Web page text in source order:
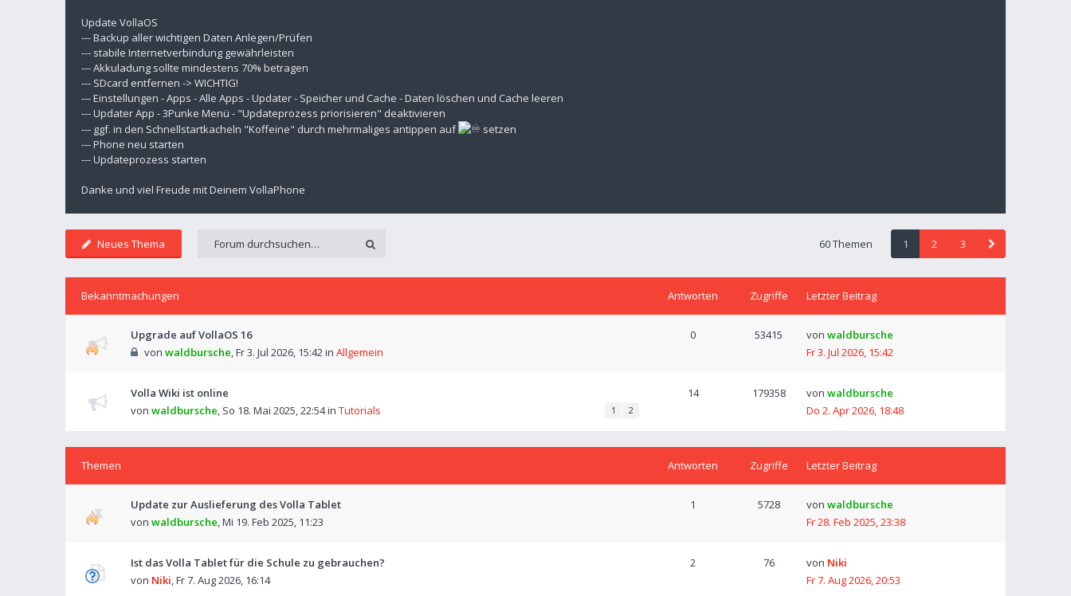
Update VollaOS
--- Backup aller wichtigen Daten Anlegen/Prüfen
--- stabile Internetverbindung gewährleisten
--- Akkuladung sollte mindestens 70% betragen
--- SDcard entfernen -> WICHTIG!
--- Einstellungen - Apps - Alle Apps - Updater - Speicher und Cache - Daten löschen und Cache leeren
--- Updater App - 3Punke Menü - "Updateprozess priorisieren" deaktivieren
--- ggf. in den Schnellstartkacheln "Koffeine" durch mehrmaliges antippen auf
setzen
--- Phone neu starten
--- Updateprozess starten
Danke und viel Freude mit Deinem VollaPhone
Neues Thema 60 Themen 1 2 3
Bekanntmachungen Antworten Zugriffe Letzter Beitrag
Upgrade auf VollaOS 16
von waldbursche,Fr 3. Jul 2026, 15:42in Allgemein
0 53415 von waldbursche
Fr 3. Jul 2026, 15:42
Volla Wiki ist online
von waldbursche, So 18. Mai 2025, 22:54in Tutorials 1 2
14 179358 von waldbursche
Do 2. Apr 2026, 18:48
Themen Antworten Zugriffe Letzter Beitrag
Update zur Auslieferung des Volla Tablet
von waldbursche,Mi 19. Feb 2025, 11:23
1 5728 von waldbursche
Fr 28. Feb 2025, 23:38
Ist das Volla Tablet für die Schule zu gebrauchen?
von Niki,Fr 7. Aug 2026, 16:14
2 76 von Niki
Fr 7. Aug 2026, 20:53